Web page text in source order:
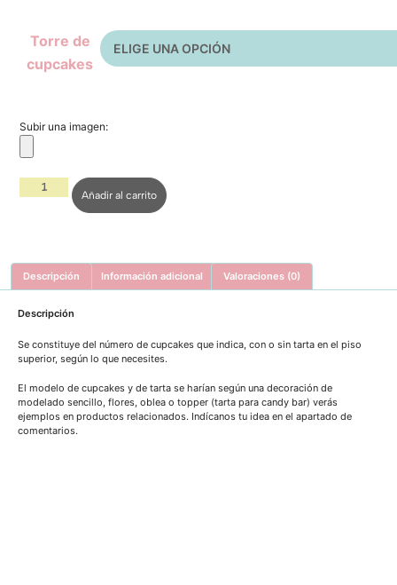
Torre de
cupcakes
Subir una imagen:
Añadir al carrito
Descripción Información adicional Valoraciones (0)
Descripción
Se constituye del número de cupcakes que indica, con o sin tarta en el piso
superior, según lo que necesites.
El modelo de cupcakes y de tarta se harían según una decoración de
modelado sencillo, flores, oblea o topper (tarta para candy bar) verás
ejemplos en productos relacionados. Indícanos tu idea en el apartado de
comentarios.